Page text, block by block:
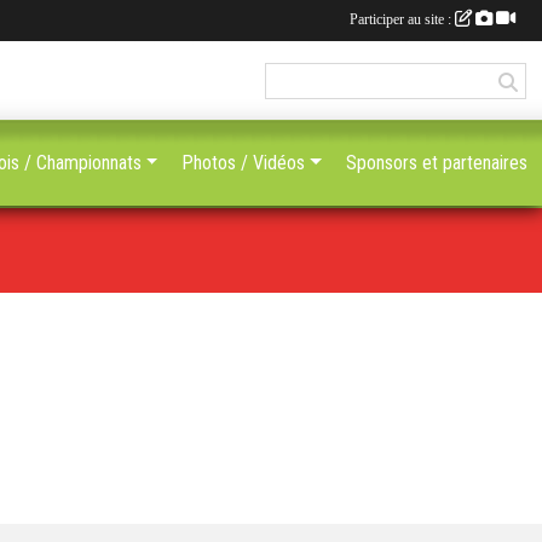
/ Championnats Photos / Vidéos Sponsors et partenaires
Participer au site :